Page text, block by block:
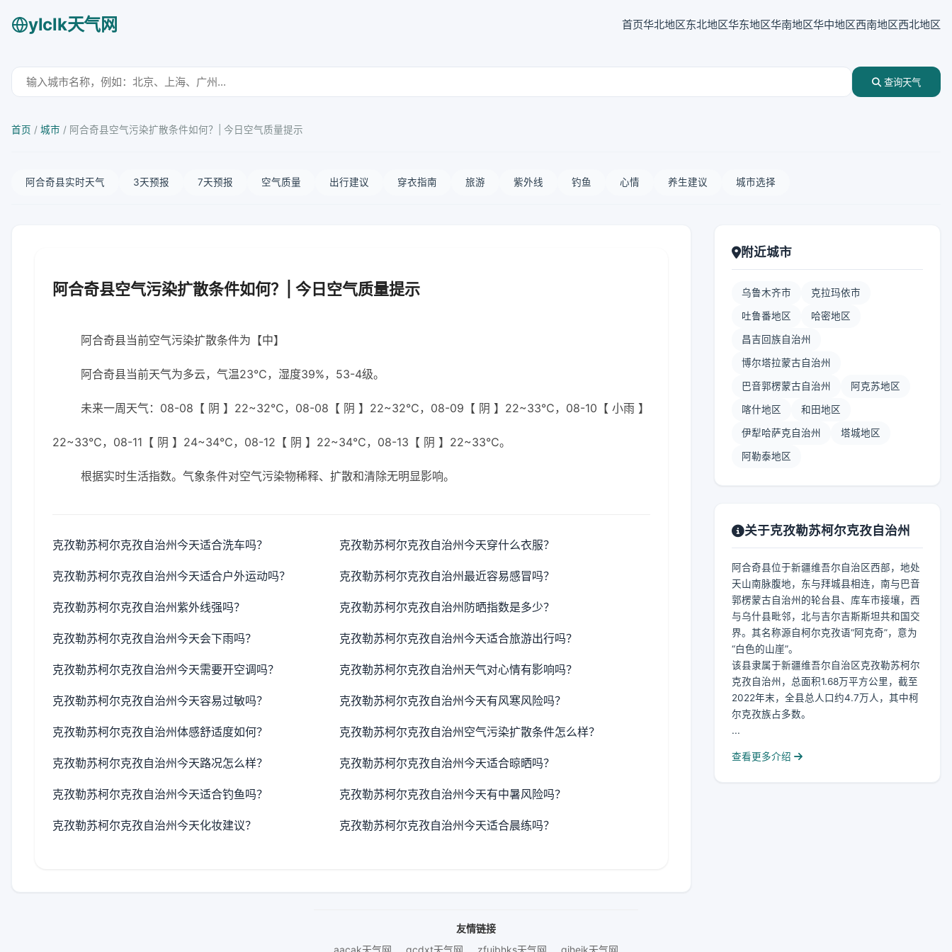
ylclk天气网 首页华北地区东北地区华东地区华南地区华中地区西南地区西北地区
查询天气
首页 / 城市 / 阿合奇县空气污染扩散条件如何？| 今日空气质量提示
阿合奇县实时天气 3天预报 7天预报 空气质量 出行建议 穿衣指南 旅游 紫外线 钓鱼 心情 养生建议 城市选择
阿合奇县空气污染扩散条件如何？| 今日空气质量提示
阿合奇县当前空气污染扩散条件为【中】
阿合奇县当前天气为多云，气温23℃，湿度39%，53-4级。
未来一周天气：08-08【 阴 】22~32℃，08-08【 阴 】22~32℃，08-09【 阴 】22~33℃，08-10【 小雨 】
22~33℃，08-11【 阴 】24~34℃，08-12【 阴 】22~34℃，08-13【 阴 】22~33℃。
根据实时生活指数。气象条件对空气污染物稀释、扩散和清除无明显影响。
克孜勒苏柯尔克孜自治州今天适合洗车吗？ 克孜勒苏柯尔克孜自治州今天穿什么衣服？
克孜勒苏柯尔克孜自治州今天适合户外运动吗？ 克孜勒苏柯尔克孜自治州最近容易感冒吗？
克孜勒苏柯尔克孜自治州紫外线强吗？ 克孜勒苏柯尔克孜自治州防晒指数是多少？
克孜勒苏柯尔克孜自治州今天会下雨吗？ 克孜勒苏柯尔克孜自治州今天适合旅游出行吗？
克孜勒苏柯尔克孜自治州今天需要开空调吗？ 克孜勒苏柯尔克孜自治州天气对心情有影响吗？
克孜勒苏柯尔克孜自治州今天容易过敏吗？ 克孜勒苏柯尔克孜自治州今天有风寒风险吗？
克孜勒苏柯尔克孜自治州体感舒适度如何？ 克孜勒苏柯尔克孜自治州空气污染扩散条件怎么样？
克孜勒苏柯尔克孜自治州今天路况怎么样？ 克孜勒苏柯尔克孜自治州今天适合晾晒吗？
克孜勒苏柯尔克孜自治州今天适合钓鱼吗？ 克孜勒苏柯尔克孜自治州今天有中暑风险吗？
克孜勒苏柯尔克孜自治州今天化妆建议？ 克孜勒苏柯尔克孜自治州今天适合晨练吗？
附近城市
乌鲁木齐市 克拉玛依市
吐鲁番地区 哈密地区
昌吉回族自治州
博尔塔拉蒙古自治州
巴音郭楞蒙古自治州 阿克苏地区
喀什地区 和田地区
伊犁哈萨克自治州 塔城地区
阿勒泰地区
关于克孜勒苏柯尔克孜自治州
阿合奇县位于新疆维吾尔自治区西部，地处
天山南脉腹地，东与拜城县相连，南与巴音
郭楞蒙古自治州的轮台县、库车市接壤，西
与乌什县毗邻，北与吉尔吉斯斯坦共和国交
界。其名称源自柯尔克孜语“阿克奇”，意为
“白色的山崖”。
该县隶属于新疆维吾尔自治区克孜勒苏柯尔
克孜自治州，总面积1.68万平方公里，截至
2022年末，全县总人口约4.7万人，其中柯
尔克孜族占多数。
...
查看更多介绍
友情链接
aacak天气网
gcdxt天气网 zfujbhks天气网 giheik天气网